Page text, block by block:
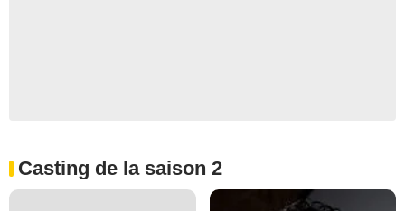
Casting de la saison 2